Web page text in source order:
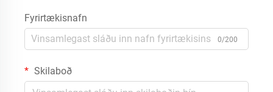
Fyrirtækisnafn
0/200
Skilaboð